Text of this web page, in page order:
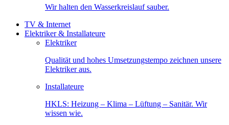
Wir halten den Wasserkreislauf sauber.
TV & Internet
Elektriker & Installateure
Elektriker
Qualität und hohes Umsetzungstempo zeichnen unsere
Elektriker aus.
Installateure
HKLS: Heizung – Klima – Lüftung – Sanitär. Wir
wissen wie.